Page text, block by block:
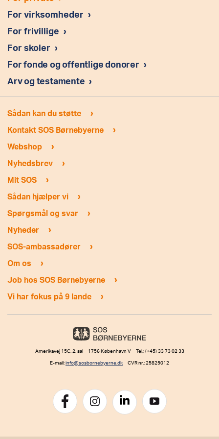
For virksomheder ›
For frivillige ›
For skoler ›
For fonde og offentlige donorer ›
Arv og testamente ›
Sådan kan du støtte ›
Kontakt SOS Børnebyerne ›
Webshop ›
Nyhedsbrev ›
Mit SOS ›
Sådan hjælper vi ›
Spørgsmål og svar ›
Nyheder ›
SOS-ambassadører ›
Om os ›
Job hos SOS Børnebyerne ›
Vi har fokus på 9 lande ›
Amerikavej 15C, 2. sal 1756 København V Tel.: (+45) 33 73 02 33
E-mail:info@sosbornebyerne.dk CVR nr.: 25825012